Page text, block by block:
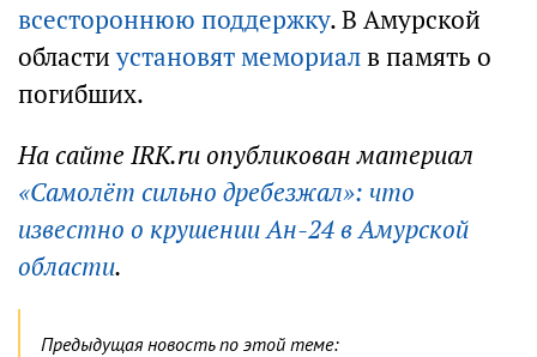
всестороннюю поддержку.В Амурской
областиустановят мемориалв память о
погибших.
На сайте IRK.ru опубликован материал
«Самолёт сильно дребезжал»: что
известно о крушении Ан-24 в Амурской
области.
Предыдущая новость по этой теме: